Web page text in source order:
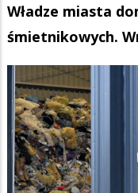
Władze miasta
śmietnikowych.